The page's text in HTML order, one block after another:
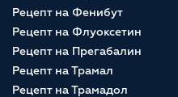
Рецепт на Фенибут
Рецепт на Флуоксетин
Рецепт на Прегабалин
Рецепт на Трамал
Рецепт на Трамадол